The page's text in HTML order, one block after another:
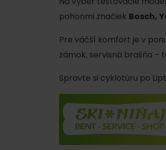
No data found for this source.
Kde sa nachádza
Zimu a leto na
pohonmi značiek Bosch,
Pre väčší komfort je v
zámok, servisná brašňa –
Spravte si cyklotúru po